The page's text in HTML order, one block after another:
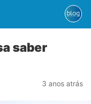
saber
3 anos atrás